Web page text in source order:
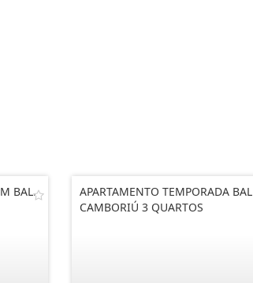
BAL.
APARTAMENTO TEMPORADA BAL
CAMBORIÚ 3 QUARTOS